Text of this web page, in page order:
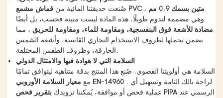
صُنعت حديقتنا المائية من
قماش مشمع PVC متين بسمك 0.9 مم
،
وهي مصممة لتدوم طويلًا. هذه المادة ليست متينة فحسب، بل أيضًا
مضادة للأشعة فوق البنفسجية، ومقاومة للماء، ومقاومة للحريق ، مما
يضمن تحملها لظروف الاستخدام التجاري القاسية، وأشعة الشمس
الحارقة، وظروف الطقس المختلفة.
السلامة التي لا هوادة فيها والامتثال الدولي
السلامة هي أولويتنا القصوى. صُنع هذا المنتج بدقة متناهية ليتوافق تمامًا
مع معيار السلامة الأوروبي EN-14960. لراحة بالك التامة وتسهيل أي
عملية فحص أو موافقة، يُمكننا تزويدك بتقرير فحص PIPAالرسمي عند